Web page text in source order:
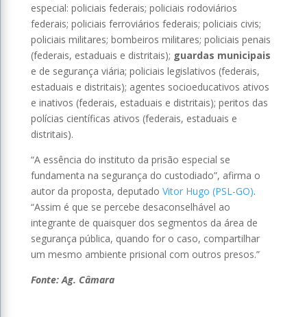
especial: policiais federais; policiais rodoviários
federais; policiais ferroviários federais; policiais civis;
policiais militares; bombeiros militares; policiais penais
(federais, estaduais e distritais); guardas municipais
e de segurança viária; policiais legislativos (federais,
estaduais e distritais); agentes socioeducativos ativos
e inativos (federais, estaduais e distritais); peritos das
polícias científicas ativos (federais, estaduais e
distritais).
“A essência do instituto da prisão especial se
fundamenta na segurança do custodiado”, afirma o
autor da proposta, deputado Vitor Hugo (PSL-GO).
“Assim é que se percebe desaconselhável ao
integrante de quaisquer dos segmentos da área de
segurança pública, quando for o caso, compartilhar
um mesmo ambiente prisional com outros presos.”
Fonte: Ag. Câmara